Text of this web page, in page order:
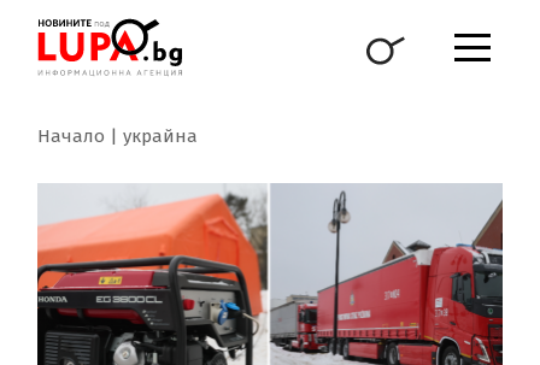
Начало украйна